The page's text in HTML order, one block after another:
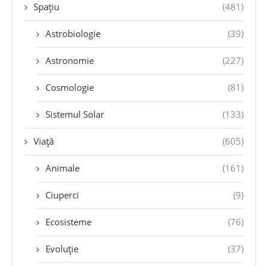
Spațiu (481)
Astrobiologie (39)
Astronomie (227)
Cosmologie (81)
Sistemul Solar (133)
Viață (605)
Animale (161)
Ciuperci (9)
Ecosisteme (76)
Evoluție (37)